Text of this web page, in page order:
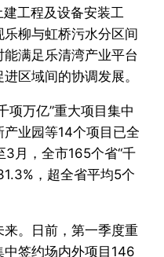
工程及设备安装工
柳与虹桥污水分区间
满足乐清湾产业平台
区域间的协调发展。
项万亿”重大项目集中
业园等14个项目已全
3月，全市165个省“千
，超全省平均5个
。日前，第一季度重
签约场内外项目146